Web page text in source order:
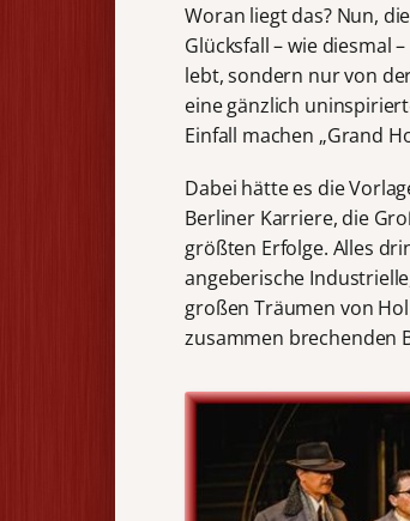
Woran liegt das? Nun,
Glücksfall – wie diesmal
lebt, sondern nur von
eine gänzlich
Einfall machen „Grand
Dabei hätte es die
Berliner Karriere, die
größten Erfolge. Alles
angeberische
großen Träumen von
zusammen brechenden